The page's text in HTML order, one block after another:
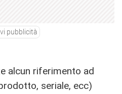
pubblicità
alcun riferimento ad
seriale, ecc)